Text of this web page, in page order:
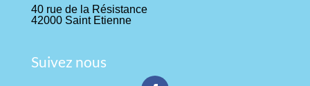
40 rue de la Résistance
42000 Saint Etienne
Suivez nous